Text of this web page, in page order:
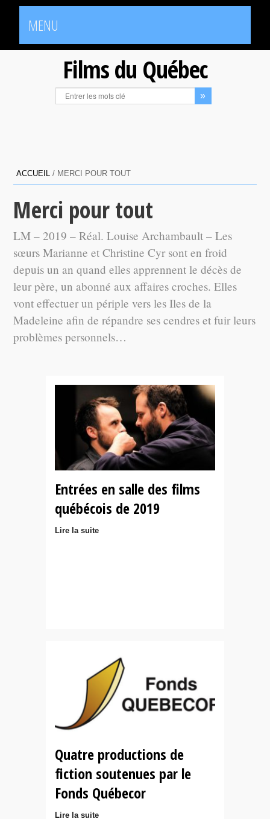
MENU
Films du Québec
ACCUEIL / MERCI POUR TOUT
Merci pour tout
LM – 2019 – Réal. Louise Archambault – Les
sœurs Marianne et Christine Cyr sont en froid
depuis un an quand elles apprennent le décès de
leur père, un abonné aux affaires croches. Elles
vont effectuer un périple vers les Iles de la
Madeleine afin de répandre ses cendres et fuir leurs
problèmes personnels…
Entrées en salle des films
québécois de 2019
Lire la suite
Quatre productions de
fiction soutenues par le
Fonds Québecor
Lire la suite